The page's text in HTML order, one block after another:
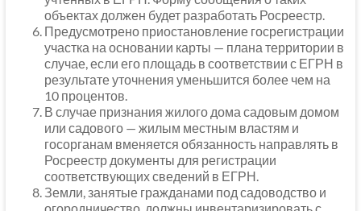
объектах должен будет разработать Росреестр.
Предусмотрено приостановление госрегистрации
участка на основании карты — плана территории в
случае, если его площадь в соответствии с ЕГРН в
результате уточнения уменьшится более чем на
10 процентов.
В случае признания жилого дома садовым домом
или садового — жилым местным властям и
госорганам вменяется обязанность направлять в
Росреестр документы для регистрации
соответствующих сведений в ЕГРН.
Земли, занятые гражданами под садоводство и